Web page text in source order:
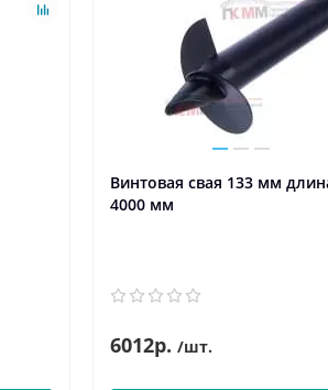
Винтовая свая 133 мм
4000 мм
6012р. /шт.